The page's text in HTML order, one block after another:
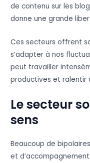
de contenu sur les
donne une grande
Ces secteurs offrent
s’adapter à nos
peut travailler
productives et ralentir
Le secteur
sens
Beaucoup de
et